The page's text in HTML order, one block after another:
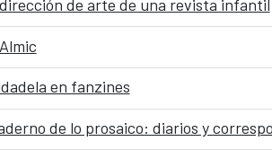
de arte de una revista infantil
en fanzines
de lo prosaico: diarios y